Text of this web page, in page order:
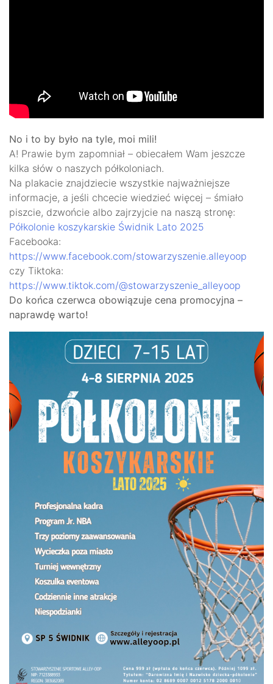
No i to by było na tyle, moi mili!
A! Prawie bym zapomniał – obiecałem Wam jeszcze
kilka słów o naszych półkoloniach.
Na plakacie znajdziecie wszystkie najważniejsze
informacje, a jeśli chcecie wiedzieć więcej – śmiało
piszcie, dzwońcie albo zajrzyjcie na naszą stronę:
Półkolonie koszykarskie Świdnik Lato 2025
Facebooka:
https://www.facebook.com/stowarzyszenie.alleyoop
czy Tiktoka:
https://www.tiktok.com/@stowarzyszenie_alleyoop
Do końca czerwca obowiązuje cena promocyjna –
naprawdę warto!